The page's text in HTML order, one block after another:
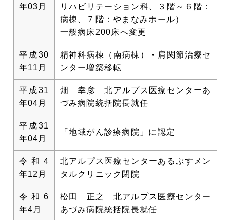
年03月
リハビリテーション科、３階～６階：
病棟、７階：やまなみホール）
一般病床200床へ変更
平成30
年11月
精神科病棟（南病棟）・肩関節治療セ
ンター増築移転
平成31
年04月
畑 幸彦 北アルプス医療センターあ
づみ病院統括院長就任
平成31
年04月
「地域がん診療病院」に認定
令和4
年12月
北アルプス医療センターあるぷすメン
タルクリニック閉院
令和6
年4月
松田 正之 北アルプス医療センター
あづみ病院統括院長就任